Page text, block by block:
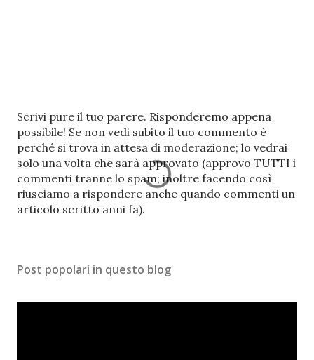
P
o
s
t
a
u
n
m
n
Scrivi pure il tuo parere. Risponderemo appena
possibile! Se non vedi subito il tuo commento è
perché si trova in attesa di moderazione; lo vedrai
solo una volta che sarà approvato (approvo TUTTI i
commenti tranne lo spam; inoltre facendo così
riusciamo a rispondere anche quando commenti un
articolo scritto anni fa).
Post popolari in questo blog